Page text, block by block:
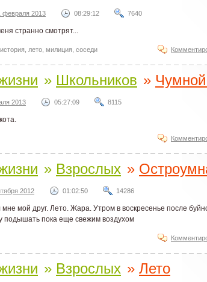
февраля 2013 08:29:12 7640
странно смотрят...
лето милиция соседи
» Школьников » Чумной
2013 05:27:09 8115
» Взрослых »
2012 01:02:50 14286
мой друг. Лето. Жара. Утром в воскресенье после
подышать пока еще свежим воздухом
» Взрослых » Лето